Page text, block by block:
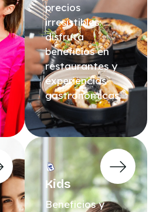
precios
irresistibles:
disfruta
beneficios en
restaurantes y
experiencias
gastronómicas.
Kids
Beneficios y